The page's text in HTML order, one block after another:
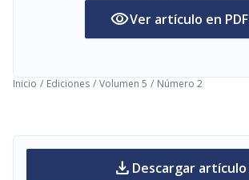
visibilityVer artículo en PDF
Inicio / Ediciones / Volumen 5 / Número 2
download Descargar artículo